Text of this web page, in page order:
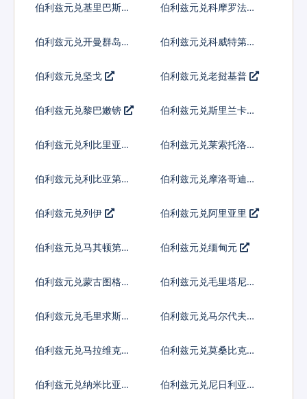
伯利兹元兑基里巴斯元 伯利兹元兑科摩罗法郎
伯利兹元兑开曼群岛元
伯利兹元兑科威特第纳
伯利兹元兑坚戈 伯利兹元兑老挝基普
伯利兹元兑黎巴嫩镑
伯利兹元兑斯里兰卡卢
伯利兹元兑利比里亚元 伯利兹元兑莱索托洛蒂
伯利兹元兑利比亚第纳
伯利兹元兑摩洛哥迪拉
伯利兹元兑列伊 伯利兹元兑阿里亚里
伯利兹元兑马其顿第纳
伯利兹元兑缅甸元
伯利兹元兑蒙古图格里
伯利兹元兑毛里塔尼亚
伯利兹元兑毛里求斯卢
伯利兹元兑马尔代夫拉
伯利兹元兑马拉维克瓦
伯利兹元兑莫桑比克梅
伯利兹元兑纳米比亚元
伯利兹元兑尼日利亚奈